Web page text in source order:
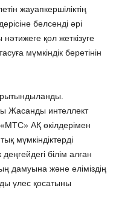
жауапкершіліктің
белсенді әрі
қол жеткізуге
мүмкіндік беретінін
Жасанды интеллект
АҚ өкілдерімен
мүмкіндіктерді
білім алған
дамуына және еліміздің
үлес қосатыны